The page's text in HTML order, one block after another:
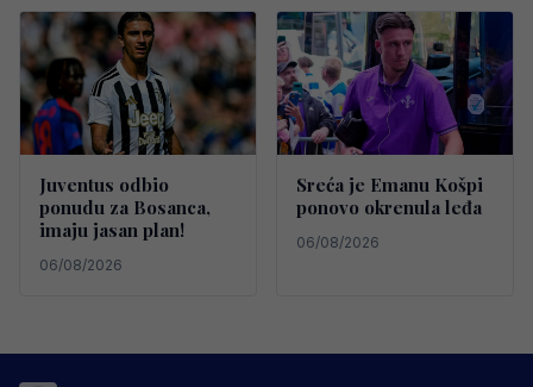
Juventus odbio
ponudu za Bosanca,
imaju jasan plan!
06/08/2026
Sreća je Emanu Košpi
ponovo okrenula leđa
06/08/2026